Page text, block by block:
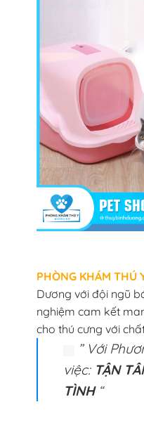
PHÒNG KHÁM THÚ
Dương với đội ngũ
nghiệm cam kết
cho thú cưng với
” Với
việc: TẬN
TÌNH“